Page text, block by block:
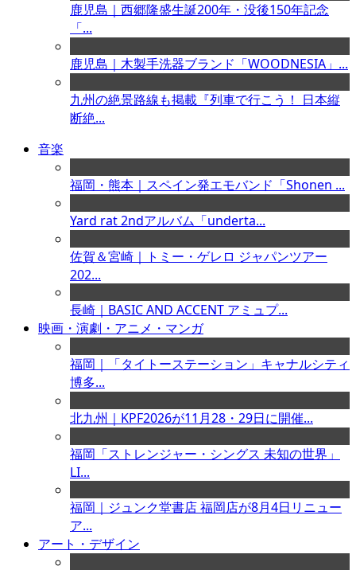
鹿児島｜西郷隆盛生誕200年・没後150年記念
「...
鹿児島｜木製手洗器ブランド「WOODNESIA」...
九州の絶景路線も掲載『列車で行こう！ 日本縦
断絶...
音楽
福岡・熊本｜スペイン発エモバンド「Shonen ...
Yard rat 2ndアルバム「underta...
佐賀＆宮崎｜トミー・ゲレロ ジャパンツアー
202...
長崎｜BASIC AND ACCENT アミュプ...
映画・演劇・アニメ・マンガ
福岡｜「タイトーステーション」キャナルシティ
博多...
北九州｜KPF2026が11月28・29日に開催...
福岡「ストレンジャー・シングス 未知の世界」
LI...
福岡｜ジュンク堂書店 福岡店が8月4日リニュー
ア...
アート・デザイン